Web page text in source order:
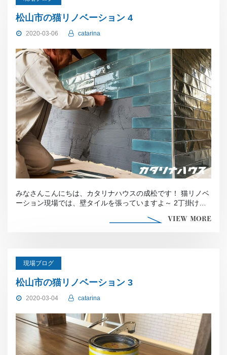
松山市の猫リノベーション 4
2020-03-06 catarina
みなさんこんにちは、カタリナハウスの成松です！ 猫リノベ
ーション現場では、壁タイルを張っていますよ～ 2丁掛けの
VIEW MORE
現場ブログ
松山市の猫リノベーション 3
2020-03-04 catarina